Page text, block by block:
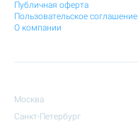
Публичная оферта
Пользовательское соглашение
О компании
Москва
Санкт-Петербург